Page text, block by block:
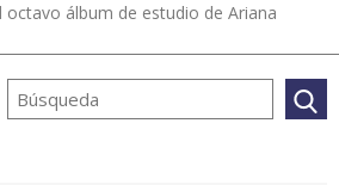
octavo álbum de estudio de Ariana